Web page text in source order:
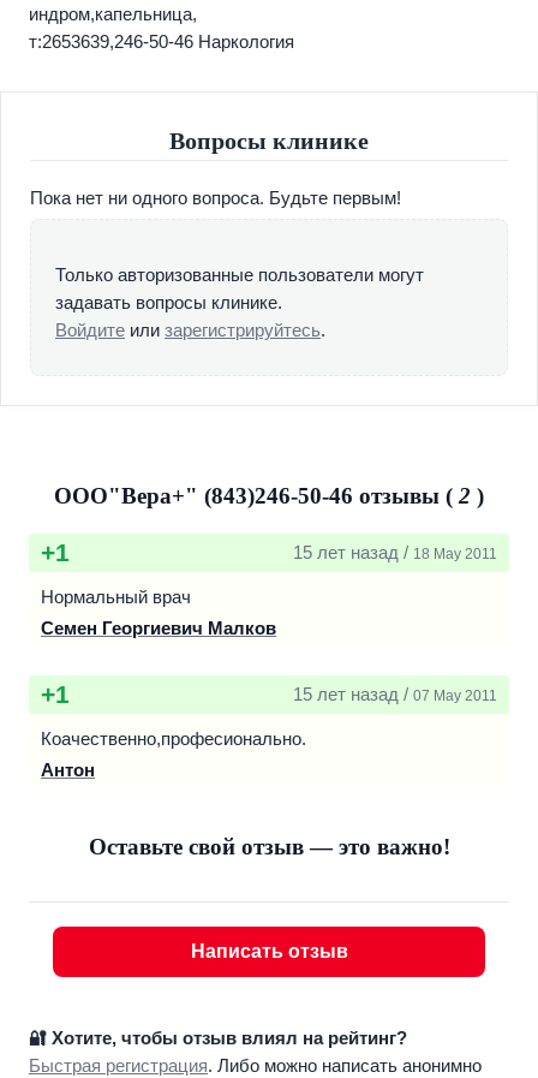
индром,капельница,
т:2653639,246-50-46 Наркология
Вопросы клинике
Пока нет ни одного вопроса. Будьте первым!
Только авторизованные пользователи могут
задавать вопросы клинике.
Войдите или зарегистрируйтесь.
ООО"Вера+" (843)246-50-46 отзывы ( 2 )
+1 15 лет назад / 18 May 2011
Нормальный врач
Семен Георгиевич Малков
+1 15 лет назад / 07 May 2011
Коачественно,професионально.
Антон
Оставьте свой отзыв — это важно!
Написать отзыв
🔐 Хотите, чтобы отзыв влиял на рейтинг?
Быстрая регистрация. Либо можно написать анонимно